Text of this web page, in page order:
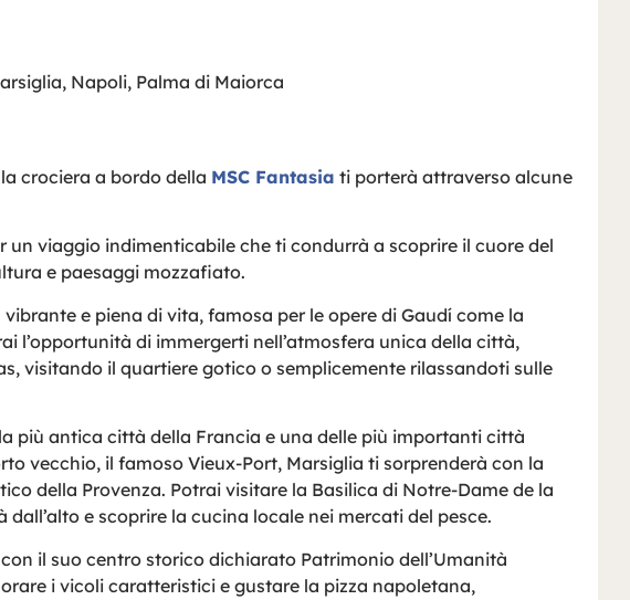
Napoli, Palma di Maiorca
crociera a bordo della MSC Fantasia ti porterà attraverso alcune
un viaggio indimenticabile che ti condurrà a scoprire il cuore del
e paesaggi mozzafiato.
e piena di vita, famosa per le opere di Gaudí come la
l’opportunità di immergerti nell’atmosfera unica della città,
visitando il quartiere gotico o semplicemente rilassandoti sulle
più antica città della Francia e una delle più importanti città
vecchio, il famoso Vieux-Port, Marsiglia ti sorprenderà con la
della Provenza. Potrai visitare la Basilica di Notre-Dame de la
e scoprire la cucina locale nei mercati del pesce.
con il suo centro storico dichiarato Patrimonio dell’Umanità
i vicoli caratteristici e gustare la pizza napoletana,